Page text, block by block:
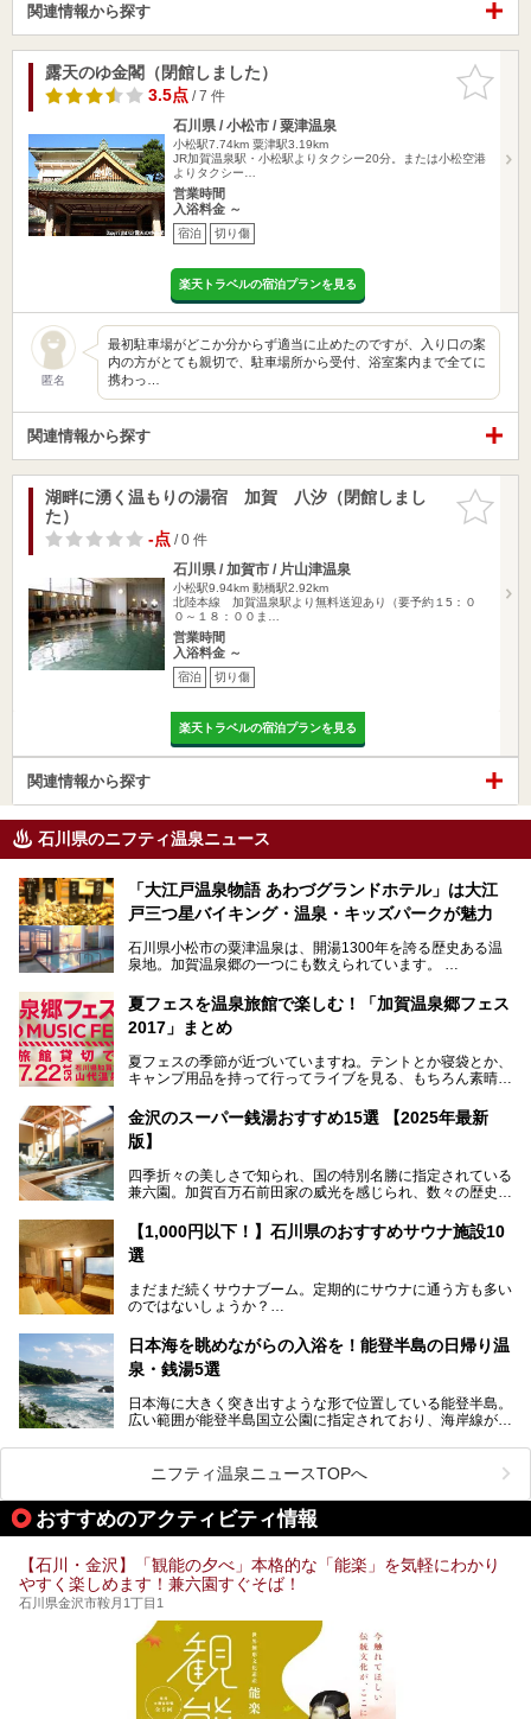
関連情報から探す
お気に入
りに追加
露天のゆ金閣（閉館しました）
3.5点/ 7 件
石川県 / 小松市 / 粟津温泉
小松駅7.74km 粟津駅3.19km
JR加賀温泉駅・小松駅よりタクシー20分。または小松空港
よりタクシー…
営業時間
入浴料金 ～
宿泊 切り傷
楽天トラベルの宿泊プランを見る
匿名
最初駐車場がどこか分からず適当に止めたのですが、入り口の案
内の方がとても親切で、駐車場所から受付、浴室案内まで全てに
携わっ…
関連情報から探す
お気に入
りに追加
湖畔に湧く温もりの湯宿 加賀 八汐（閉館しまし
た）
-点/ 0 件
石川県 / 加賀市 / 片山津温泉
小松駅9.94km 動橋駅2.92km
北陸本線 加賀温泉駅より無料送迎あり（要予約１5：０
０～１８：００ま…
営業時間
入浴料金 ～
宿泊 切り傷
楽天トラベルの宿泊プランを見る
関連情報から探す
石川県のニフティ温泉ニュース
「大江戸温泉物語 あわづグランドホテル」は大江
戸三つ星バイキング・温泉・キッズパークが魅力
石川県小松市の粟津温泉は、開湯1300年を誇る歴史ある温
泉地。加賀温泉郷の一つにも数えられています。
その粟津温泉に建つ「大江戸温泉物語 あわづグランドホテ
ル」（以下、あわづグランドホテル）は客室数97室のホテ
ルで、昨年2024年12月に露天風呂を新設。充実したキッズ
2025年7月からは「大江戸三つ星バイキング」がスタート！
───
提供元：大江戸温泉物語ホテルズ＆リゾーツ株式会社【P
この記事は大江戸温泉物語 あわづグランドホテルのPR記事
です。
夏フェスを温泉旅館で楽しむ！「加賀温泉郷フェス
2017」まとめ
夏フェスの季節が近づいていますね。テントとか寝袋とか、
キャンプ用品を持って行ってライブを見る、もちろん素晴ら
いやでもね、暑いし汗や砂埃でドロドロになるしうるさくて
夜は寝られないし、若い時はそういうのが良かったんですけ
今、もうちょっと気楽なフェスはないかな、と探してたらあ
りましたよ！
「加賀温泉郷フェス 2017」が石川県・山代温泉の瑠璃光を
全館貸し切って開催！
れちゃう！なんということでしょう！！
金沢のスーパー銭湯おすすめ15選 【2025年最新
版】
四季折々の美しさで知られ、国の特別名勝に指定されている
兼六園。加賀百万石前田家の威光を感じられ、数々の歴史的
ア。国内でも特に人気の観光地の1つです。北陸新幹線で東
京から約2時間30分と、首都圏からアクセスしやすい立地も
魅力ですね。
り、観光に加えて温泉もぜひ楽しみたいところ。金沢エリア
でおすすめのスーパー銭湯をご紹介します。
【1,000円以下！】石川県のおすすめサウナ施設10
選
まだまだ続くサウナブーム。定期的にサウナに通う方も多い
のではないしょうか？
今回はそんなサウナによく行く人もこれから楽しむ人も格安
で楽しめるサウナを紹介します。
など、種類豊富ですよ。
日本海を眺めながらの入浴を！能登半島の日帰り温
泉・銭湯5選
日本海に大きく突き出すような形で位置している能登半島。
広い範囲が能登半島国立公園に指定されており、海岸線が作
車で行くのがオススメですが、ドライブの際にぜひ一緒に楽
しんでいただきたいのが温泉です。絶景を眺めながらつかる
温泉は最高ですよ！ 今回はそんな能登の温泉を5つご紹介
します。
ニフティ温泉ニュースTOPへ
おすすめのアクティビティ情報
【石川・金沢】「観能の夕べ」本格的な「能楽」を気軽にわかり
やすく楽しめます！兼六園すぐそば！
石川県金沢市鞍月1丁目1